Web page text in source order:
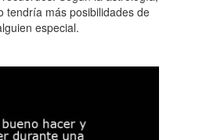
tendría más posibilidades de
especial.